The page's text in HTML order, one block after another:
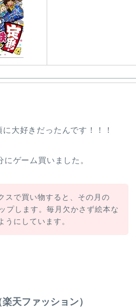
大好きだったんです！！！
ゲーム買いました。
スで買い物すると、その月の
プします。毎月欠かさず絵本な
うにしています。
天ファッション）